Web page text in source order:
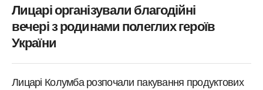
Лицарі організували благодійні
вечері з родинами полеглих героїв
України
Лицарі Колумба розпочали пакування продуктових